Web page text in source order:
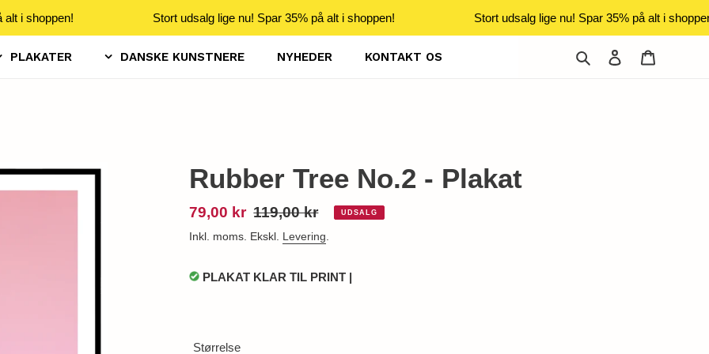
i shoppen! Stort udsalg lige nu! Spar 35% på alt i shoppen!
Stort udsalg lige nu! Spar 35% på alt i shoppen!
PLAKATER DANSKE KUNSTNERE NYHEDER KONTAKT OS Søg Log ind
Rubber Tree No.2 - Plakat
Udsalgspris
79,00 kr Normalpris
119,00 kr UDSALG
Inkl. moms. Ekskl. Levering.
PLAKAT KLAR TIL PRINT |
Størrelse